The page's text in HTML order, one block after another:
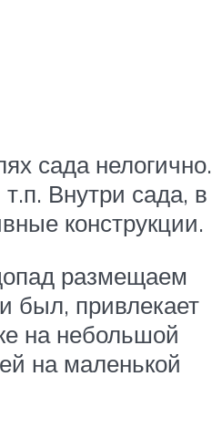
сада нелогично.
Внутри сада, в
конструкции.
размещаем
был, привлекает
на небольшой
на маленькой